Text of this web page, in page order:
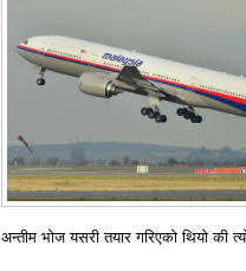
अन्तीम भोज यसरी तयार गरिएको थियो की